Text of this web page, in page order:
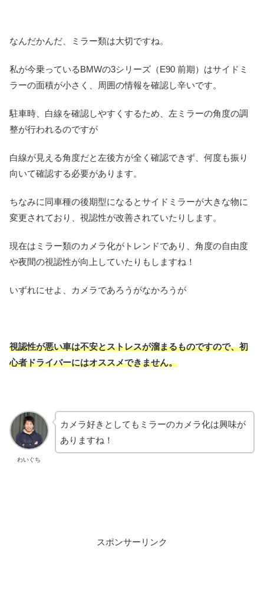
なんだかんだ、ミラー類は大切ですね。
私が今乗っているBMWの3シリーズ（E90 前期）はサイドミ
ラーの面積が小さく、周囲の情報を確認し辛いです。
駐車時、白線を確認しやすくするため、左ミラーの角度の調
整が行われるのですが
白線が見える角度だと左後方が全く確認できず、何度も振り
向いて確認する必要があります。
ちなみに同車種の後期型になるとサイドミラーが大きな物に
変更されており、視認性が改善されていたりします。
現在はミラー類のカメラ化がトレンドであり、角度の自由度
や夜間の視認性が向上していたりもしますね！
いずれにせよ、カメラであろうがなかろうが
視認性が悪い車は不安とストレスが溜まるものですので、初
心者ドライバーにはオススメできません。
わいぐち
カメラ好きとしてもミラーのカメラ化は興味が
ありますね！
スポンサーリンク